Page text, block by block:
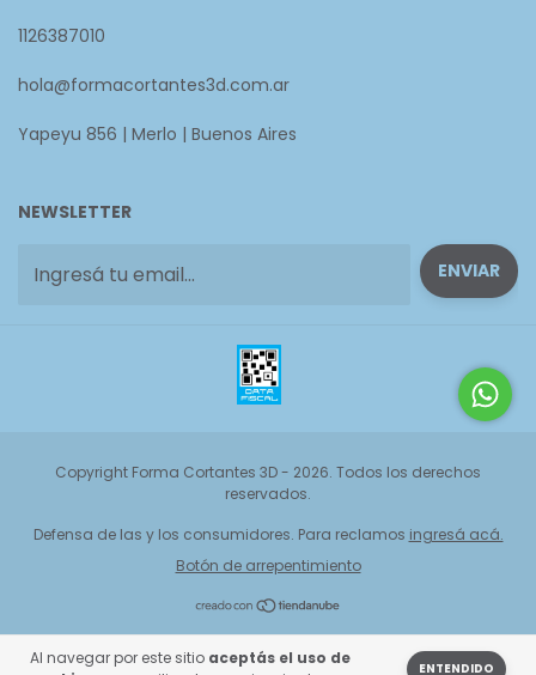
Al navegar por este sitio aceptás el uso de
ENTENDIDO
1126387010
hola@formacortantes3d.com.ar
Yapeyu 856 | Merlo | Buenos Aires
NEWSLETTER
Copyright Forma Cortantes 3D - 2026. Todos los derechos
reservados.
Defensa de las y los consumidores. Para reclamos ingresá acá.
Botón de arrepentimiento